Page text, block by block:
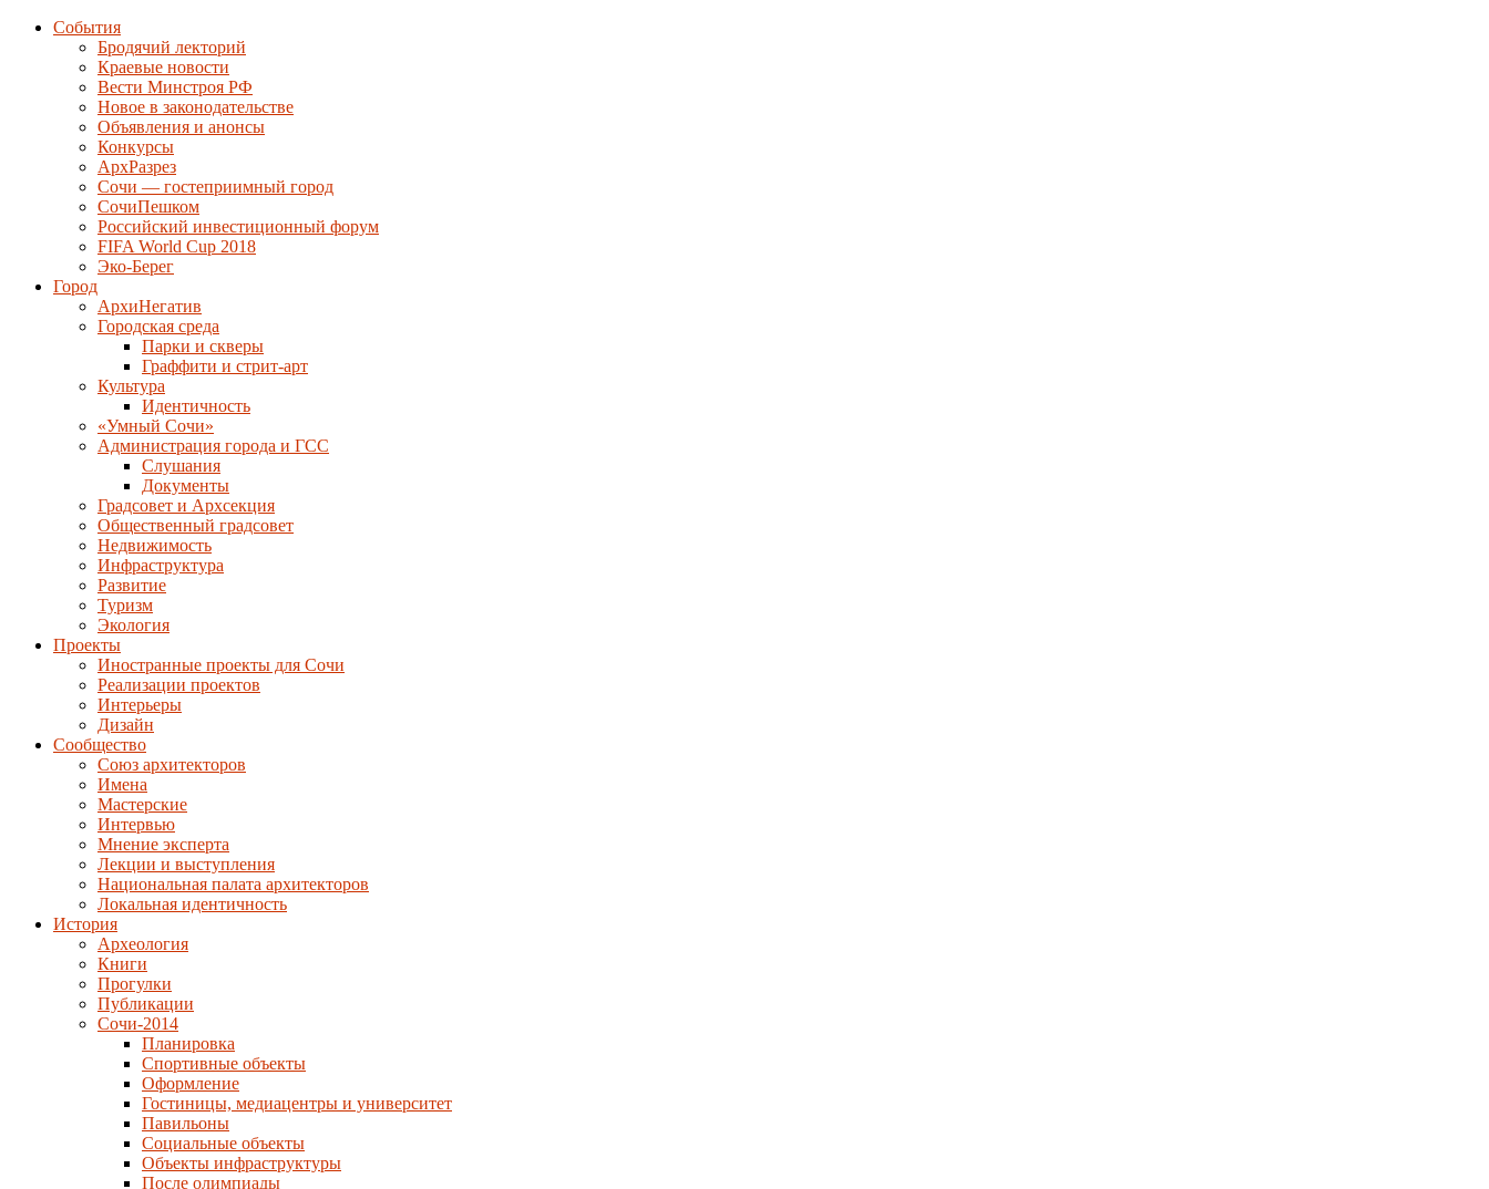
События
Бродячий лекторий
Краевые новости
Вести Минстроя РФ
Новое в законодательстве
Объявления и анонсы
Конкурсы
АрхРазрез
Сочи — гостеприимный город
СочиПешком
Российский инвестиционный форум
FIFA World Cup 2018
Эко-Берег
Город
АрхиНегатив
Городская среда
Парки и скверы
Граффити и стрит-арт
Культура
Идентичность
«Умный Сочи»
Администрация города и ГСС
Слушания
Документы
Градсовет и Архсекция
Общественный градсовет
Недвижимость
Инфраструктура
Развитие
Туризм
Экология
Проекты
Иностранные проекты для Сочи
Реализации проектов
Интерьеры
Дизайн
Сообщество
Союз архитекторов
Имена
Мастерские
Интервью
Мнение эксперта
Лекции и выступления
Национальная палата архитекторов
Локальная идентичность
История
Археология
Книги
Прогулки
Публикации
Сочи-2014
Планировка
Спортивные объекты
Оформление
Гостиницы, медиацентры и университет
Павильоны
Социальные объекты
Объекты инфраструктуры
После олимпиады